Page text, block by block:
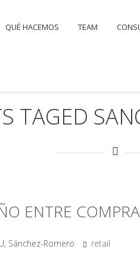
QUÉ HACEMOS TEAM
TAGED
ENTRE
, Sánchez-Romero retail